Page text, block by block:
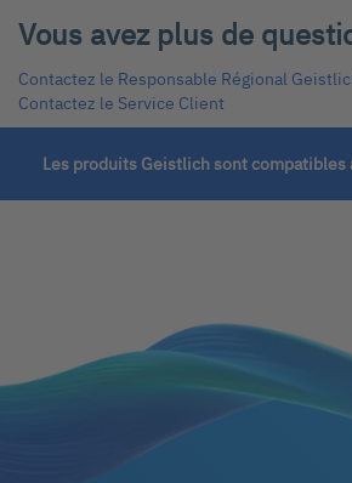
Vous avez plus de
Contactez le Responsable Régional
Contactez le Service Client
Les produits Geistlich sont compatibles